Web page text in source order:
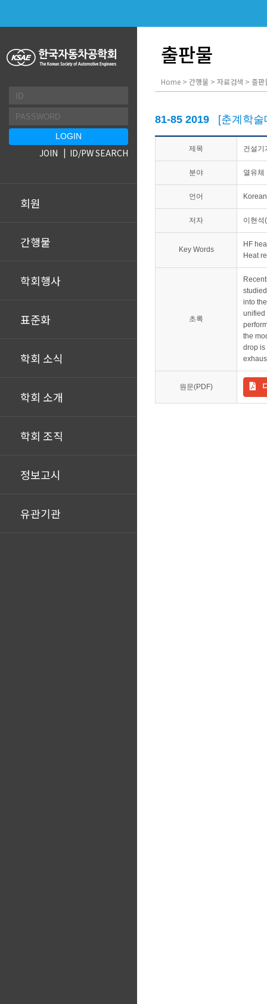
회원
간행물
학회행사
표준화
학회 소식
학회 소개
학회 조직
정보고시
유관기관
JOIN ID/PW SEARCH
출판물
Home > 간행물 > 자료검색 > 출판
81-85 2019 [춘계학술
제목 건설기
분야 열유체
언어 Korean
저자 이현석
Key Words
HF
Heat
초록
into
unified
the
drop is
원문(PDF)